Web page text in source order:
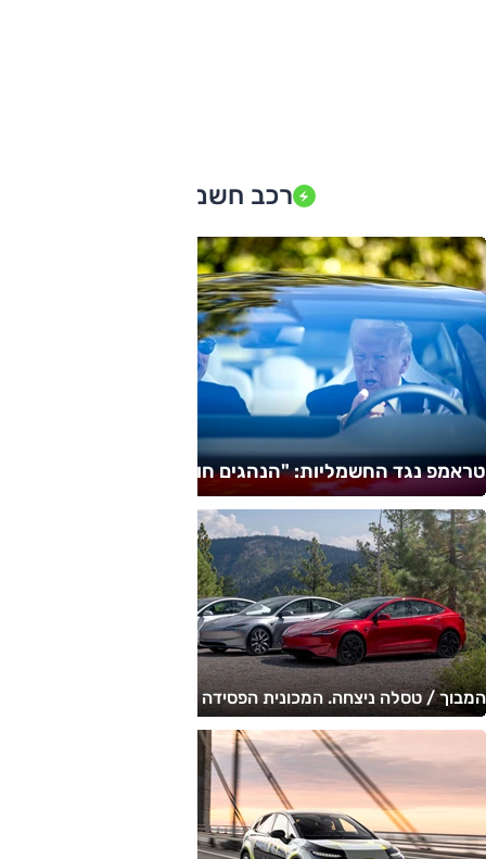
רכב חשמלי
טראמפ נגד החשמליות: "הנהגים חולים"
המבוך / טסלה ניצחה. המכונית הפסידה